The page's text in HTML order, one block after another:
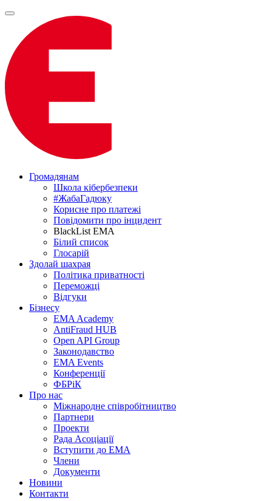
Громадянам
Школа кібербезпеки
#ЖабаГадюку
Корисне про платежі
Повідомити про інцидент
BlackList EMA
Білий список
Глосарій
Здолай шахрая
Політика приватності
Переможцi
Відгуки
Бізнесу
EMA Academy
AntiFraud HUB
Open API Group
Законодавство
EMA Events
Конференції
ФБРіК
Про нас
Міжнародне співробітництво
Партнери
Проекти
Рада Асоціації
Вступити до ЕМА
Члени
Документи
Новини
Контакти